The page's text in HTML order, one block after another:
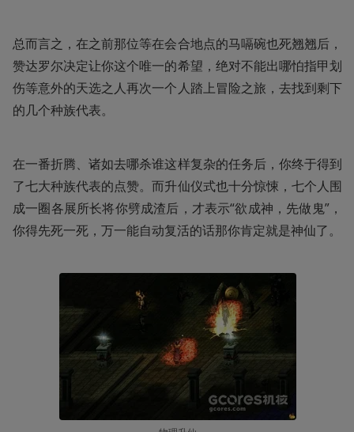
总而言之，在之前那位等在会合地点的马嗝碗也死翘翘后，
赞达罗尔决定让你这个唯一的希望，绝对不能出哪怕指甲划
伤等意外的天选之人再次一个人踏上冒险之旅，去找到剩下
的几个种族代表。
在一番折腾、诸如去哪杀谁这样复杂的任务后，你终于得到
了七大种族代表的点赞。而升仙仪式也十分惊悚，七个人围
成一圈各展所长将你劈成渣后，才表示“欲成神，先做鬼”，
你得先死一死，万一能自动复活的话那你肯定就是神仙了。